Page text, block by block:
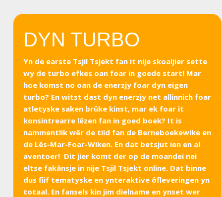
DYN TURBO
Yn de earste Tsjil Tsjekt fan it nije skoaljier sette
wy de turbo efkes oan foar in goede start! Mar
hoe komst no oan de enerzjy foar dyn eigen
turbo? En witst dast dyn enerzjy net allinnich foar
atletyske saken brûke kinst, mar ek foar it
konsintrearre lêzen fan in goed boek? It is
nammentlik wêr de tiid fan de Berneboekewike en
de Lês-Mar-Foar-Wiken. En dat betsjut ien en al
aventoer! Dit jier komt der op de moandei nei
eltse fakânsje in nije Tsjil Tsjekt online. Dat binne
dus fiif tematyske en ynteraktive ôfleveringen yn
totaal. En fansels kin jim dielname en ynset wer